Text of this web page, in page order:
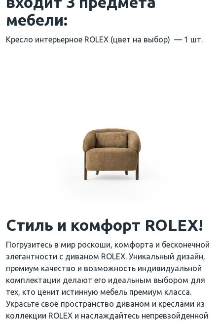
мебели:
Кресло интерьерное ROLEX (цвет на выбор) — 1 шт.
Стиль и комфорт ROLEX!
Погрузитесь в мир роскоши, комфорта и бесконечной
элегантности с диваном ROLEX. Уникальный дизайн,
премиум качество и возможность индивидуальной
комплектации делают его идеальным выбором для
тех, кто ценит истинную мебель премиум класса.
Украсьте своё пространство диваном и креслами из
коллекции ROLEX и наслаждайтесь непревзойденной